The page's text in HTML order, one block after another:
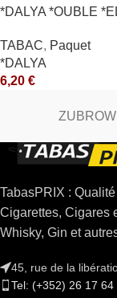
*DALYA *OUBLE
TABAC, Paquet
*DALYA
6,20 €
TabasPRIX :
Cigarettes, Cigares
Whisky, Gin et
45, rue de la
Tel: (+352) 26 17 64